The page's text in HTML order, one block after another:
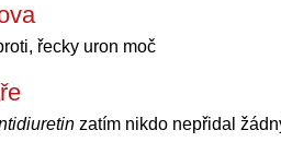
řecky uron moč
zatím nikdo nepřidal